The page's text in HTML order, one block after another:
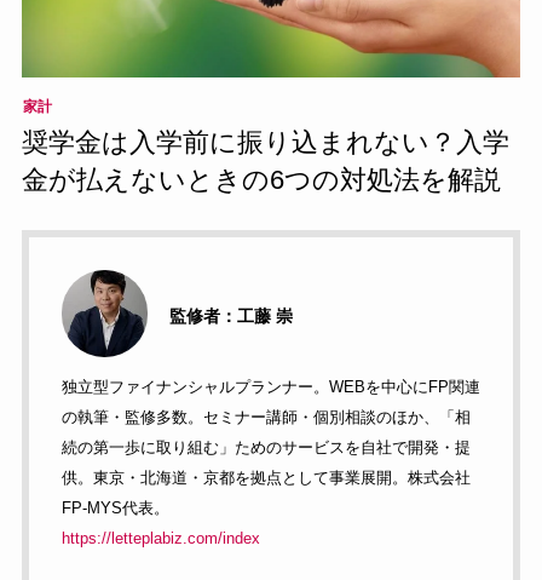
家計
奨学金は入学前に振り込まれない？入学
金が払えないときの6つの対処法を解説
監修者：工藤 崇
独立型ファイナンシャルプランナー。WEBを中心にFP関連
の執筆・監修多数。セミナー講師・個別相談のほか、「相
続の第一歩に取り組む」ためのサービスを自社で開発・提
供。東京・北海道・京都を拠点として事業展開。株式会社
FP-MYS代表。
https://letteplabiz.com/index